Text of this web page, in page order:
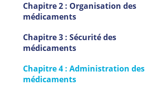
Chapitre 2 : Organisation des
médicaments
Chapitre 3 : Sécurité des
médicaments
Chapitre 4 : Administration des
médicaments